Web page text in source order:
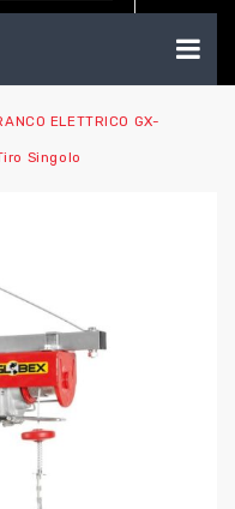
ELETTRICO GX-
Singolo